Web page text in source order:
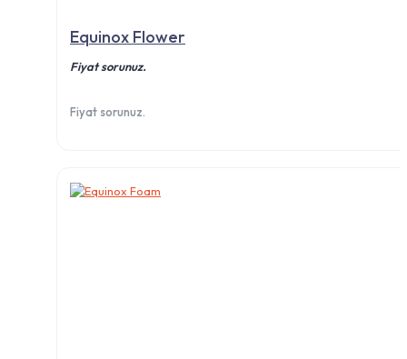
Equinox Flower
Fiyat sorunuz.
Fiyat sorunuz.